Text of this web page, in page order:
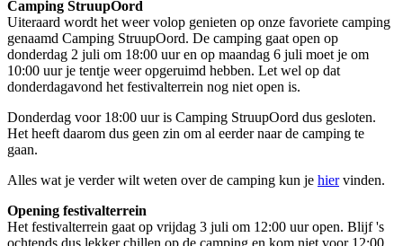
Camping StruupOord
Uiteraard wordt het weer volop genieten op onze favoriete camping
genaamd Camping StruupOord. De camping gaat open op
donderdag 2 juli om 18:00 uur en op maandag 6 juli moet je om
10:00 uur je tentje weer opgeruimd hebben. Let wel op dat
donderdagavond het festivalterrein nog niet open is.
Donderdag voor 18:00 uur is Camping StruupOord dus gesloten.
Het heeft daarom dus geen zin om al eerder naar de camping te
gaan.
Alles wat je verder wilt weten over de camping kun je hiervinden.
Opening festivalterrein
Het festivalterrein gaat op vrijdag 3 juli om 12:00 uur open. Blijf 's